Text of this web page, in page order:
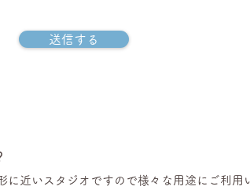
送信する
近いスタジオですので様々な用途にご利用